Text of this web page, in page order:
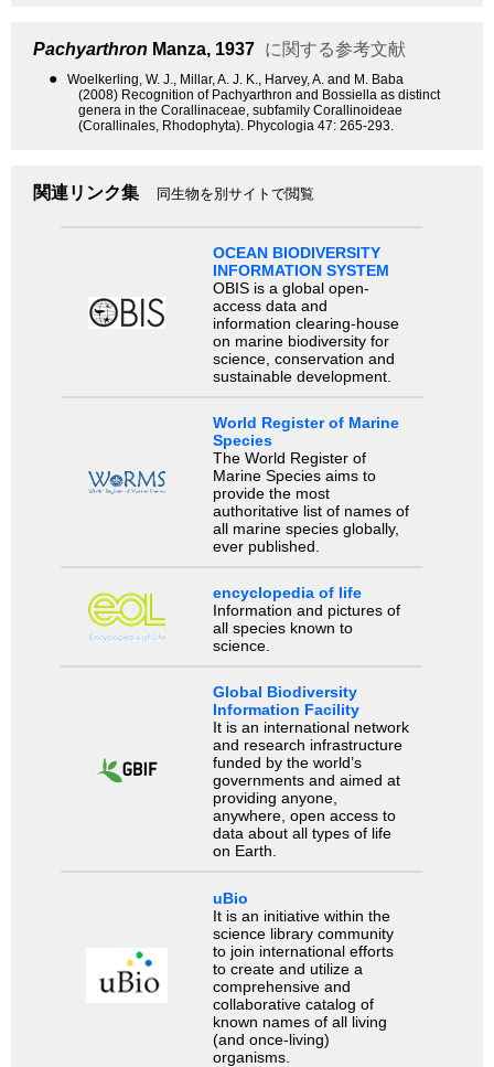
Pachyarthron Manza, 1937 に関する参考文献
●
Woelkerling, W. J., Millar, A. J. K., Harvey, A. and M. Baba
(2008) Recognition of Pachyarthron and Bossiella as distinct
genera in the Corallinaceae, subfamily Corallinoideae
(Corallinales, Rhodophyta). Phycologia 47: 265-293.
関連リンク集 同生物を別サイトで閲覧
OCEAN BIODIVERSITY
INFORMATION SYSTEM
OBIS is a global open-
access data and
information clearing-house
on marine biodiversity for
science, conservation and
sustainable development.
World Register of Marine
Species
The World Register of
Marine Species aims to
provide the most
authoritative list of names of
all marine species globally,
ever published.
encyclopedia of life
Information and pictures of
all species known to
science.
Global Biodiversity
Information Facility
It is an international network
and research infrastructure
funded by the world’s
governments and aimed at
providing anyone,
anywhere, open access to
data about all types of life
on Earth.
uBio
It is an initiative within the
science library community
to join international efforts
to create and utilize a
comprehensive and
collaborative catalog of
known names of all living
(and once-living)
organisms.